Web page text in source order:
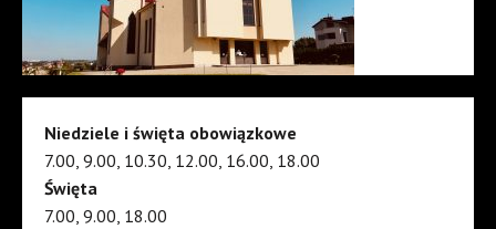
Niedziele i święta obowiązkowe
7.00, 9.00, 10.30, 12.00, 16.00, 18.00
Święta
7.00, 9.00, 18.00